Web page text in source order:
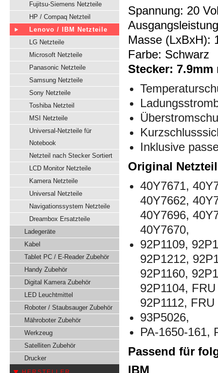
Fujitsu-Siemens Netzteile
HP / Compaq Netzteil
Lenovo / IBM Netzteile
LG Netzteile
Microsoft Netzteile
Panasonic Netzteile
Samsung Netzteile
Sony Netzteile
Toshiba Netzteil
MSI Netzteile
Universal-Netzteile für
Notebook
Netzteil nach Stecker Sortiert
LCD Monitor Netzteile
Kamera Netzteile
Universal Netzteile
Navigationssystem Netzteile
Dreambox Ersatzteile
Ladegeräte
Kabel
Tablet PC / E-Reader Zubehör
Handy Zubehör
Digital Kamera Zubehör
LED Leuchtmittel
Roboter / Staubsauger Zubehör
Mähroboter Zubehör
Werkzeug
Satelliten Zubehör
Drucker
Spannung: 20
Masse (LxBxH):
Farbe: Schwarz
Stecker:
Inklusive
Original
40Y7671,
40Y7662,
40Y7696,
40Y7670,
92P1109,
92P1212,
92P1160,
92P1104,
92P1112,
93P5026,
PA-1650-161,
Passend für
IBM